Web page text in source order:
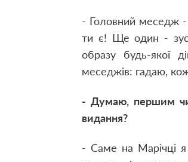
- Головний меседж -
ти є! Ще один -
образу будь-якої
меседжів: гадаю,
- Думаю, першим
видання?
- Саме на Марічці я